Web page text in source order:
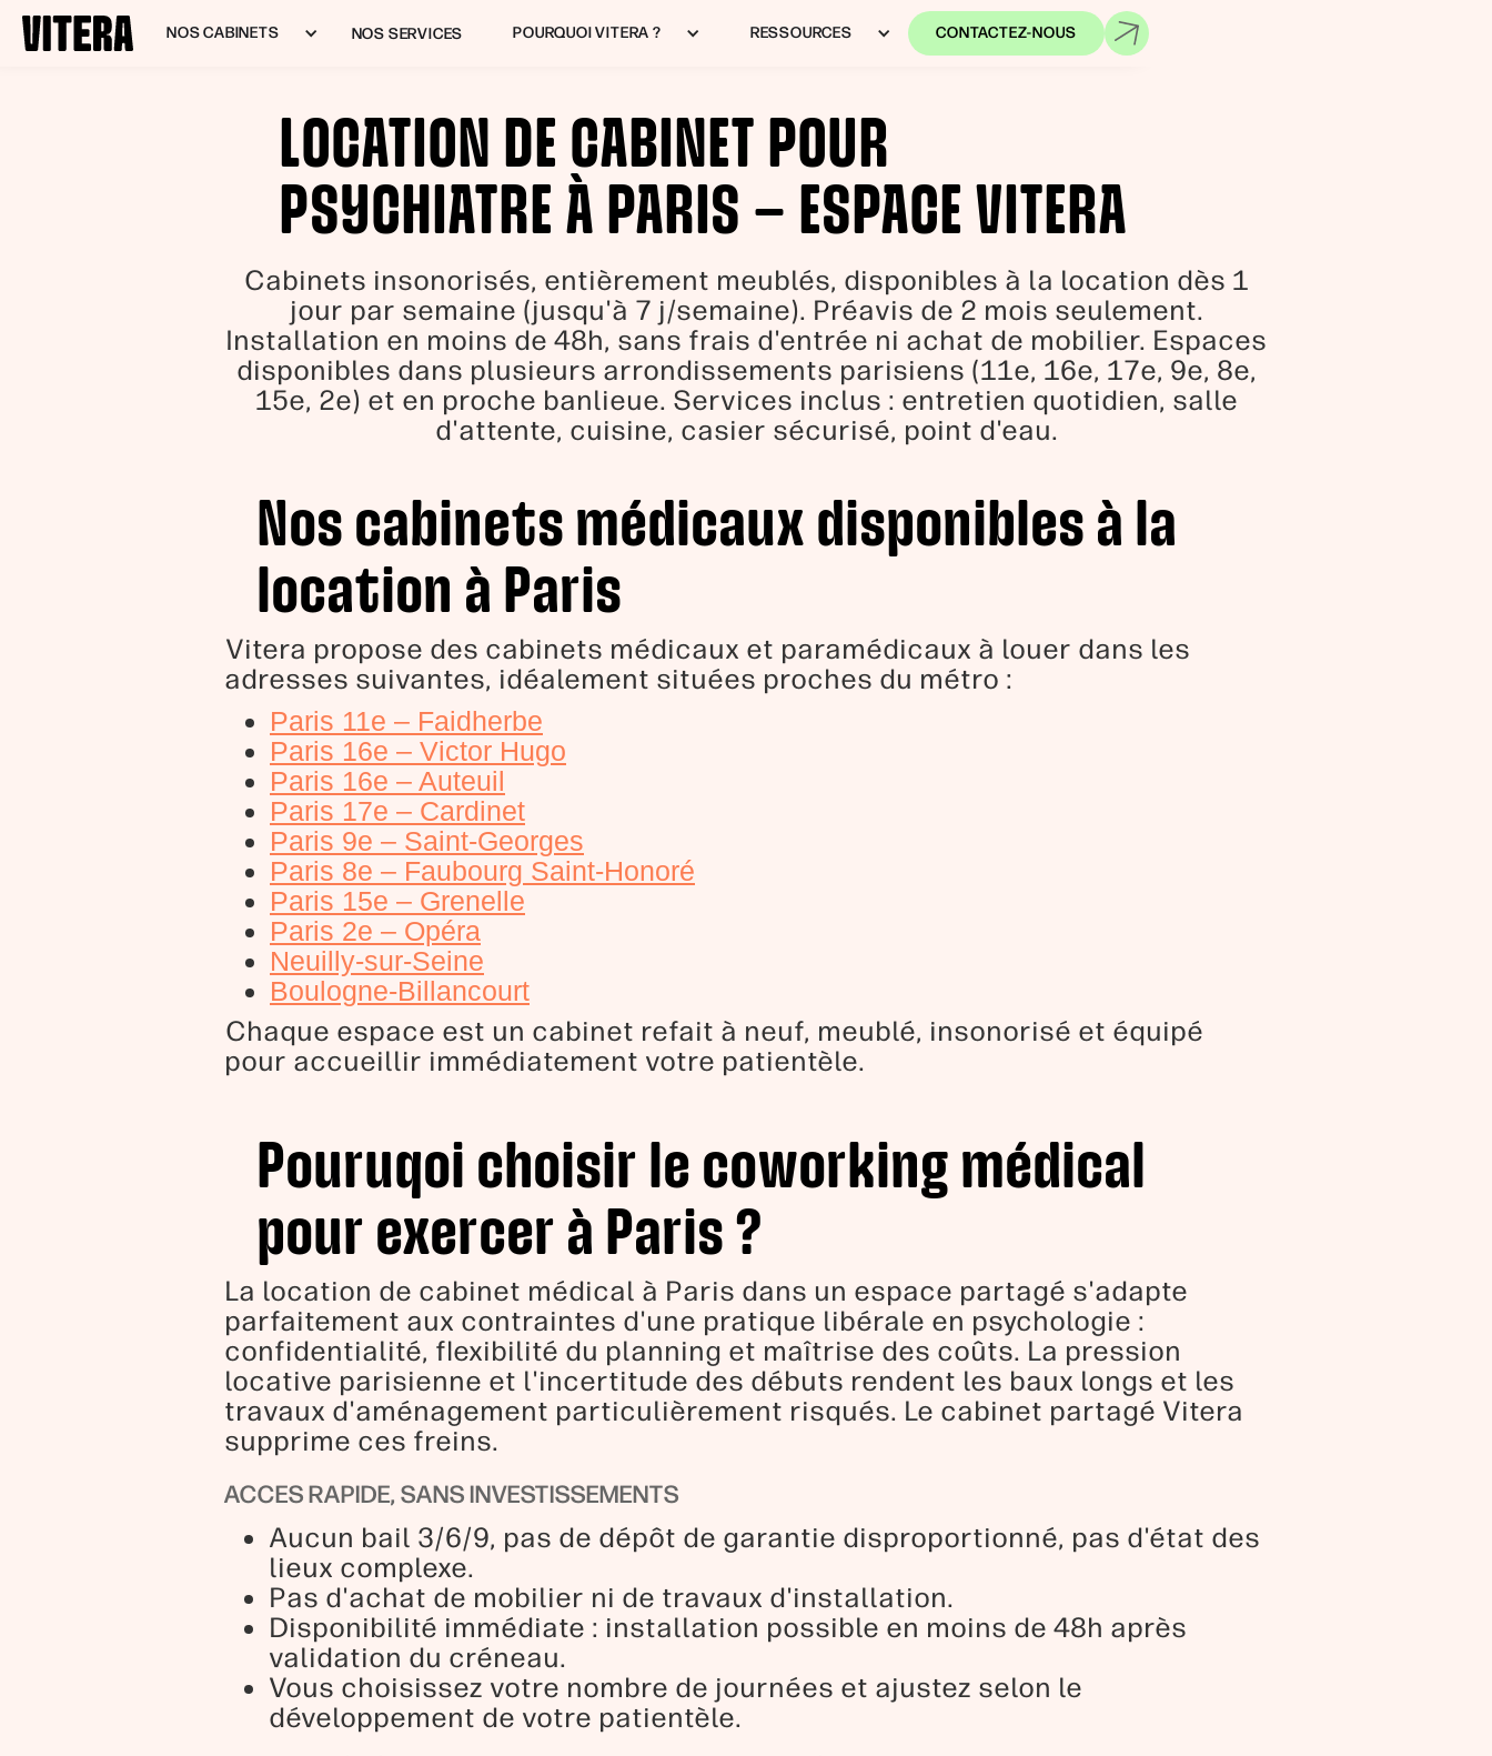
NOS CABINETS NOS SERVICES POURQUOI VITERA ? RESSOURCES CONTACTEZ-NOUS
LOCATION DE CABINET POUR
PSYCHIATRE À PARIS — ESPACE VITERA
Cabinets insonorisés, entièrement meublés, disponibles à la location dès 1
jour par semaine (jusqu'à 7 j/semaine). Préavis de 2 mois seulement.
Installation en moins de 48h, sans frais d'entrée ni achat de mobilier. Espaces
disponibles dans plusieurs arrondissements parisiens (11e, 16e, 17e, 9e, 8e,
15e, 2e) et en proche banlieue. Services inclus : entretien quotidien, salle
d'attente, cuisine, casier sécurisé, point d'eau.
Nos cabinets médicaux disponibles à la
location à Paris
Vitera propose des cabinets médicaux et paramédicaux à louer dans les
adresses suivantes, idéalement situées proches du métro :
Paris 11e – Faidherbe
Paris 16e – Victor Hugo
Paris 16e – Auteuil
Paris 17e – Cardinet
Paris 9e – Saint-Georges
Paris 8e – Faubourg Saint-Honoré
Paris 15e – Grenelle
Paris 2e – Opéra
Neuilly-sur-Seine
Boulogne-Billancourt
Chaque espace est un cabinet refait à neuf, meublé, insonorisé et équipé
pour accueillir immédiatement votre patientèle.
Pouruqoi choisir le coworking médical
pour exercer à Paris ?
La location de cabinet médical à Paris dans un espace partagé s'adapte
parfaitement aux contraintes d'une pratique libérale en psychologie :
confidentialité, flexibilité du planning et maîtrise des coûts. La pression
locative parisienne et l'incertitude des débuts rendent les baux longs et les
travaux d'aménagement particulièrement risqués. Le cabinet partagé Vitera
supprime ces freins.
ACCES RAPIDE, SANS INVESTISSEMENTS
Aucun bail 3/6/9, pas de dépôt de garantie disproportionné, pas d'état des
lieux complexe.
Pas d'achat de mobilier ni de travaux d'installation.
Disponibilité immédiate : installation possible en moins de 48h après
validation du créneau.
Vous choisissez votre nombre de journées et ajustez selon le
développement de votre patientèle.